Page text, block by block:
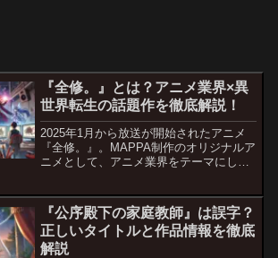
『全修。』とは？アニメ業界×異
世界転生の話題作を徹底解説！
2025年1月から放送が開始されたアニメ
『全修。』。MAPPA制作のオリジナルア
ニメとして、アニメ業界をテーマにしな
天才アニメーターとして活躍していまし
たが、ある日突...
『公序殿下の家庭教師』は誤字？
正しいタイトルと作品情報を徹底
解説